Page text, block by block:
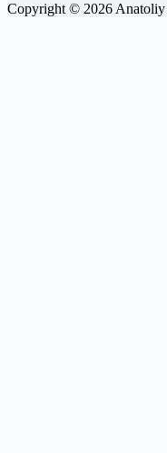
Copyright © 2026 Anatoliy